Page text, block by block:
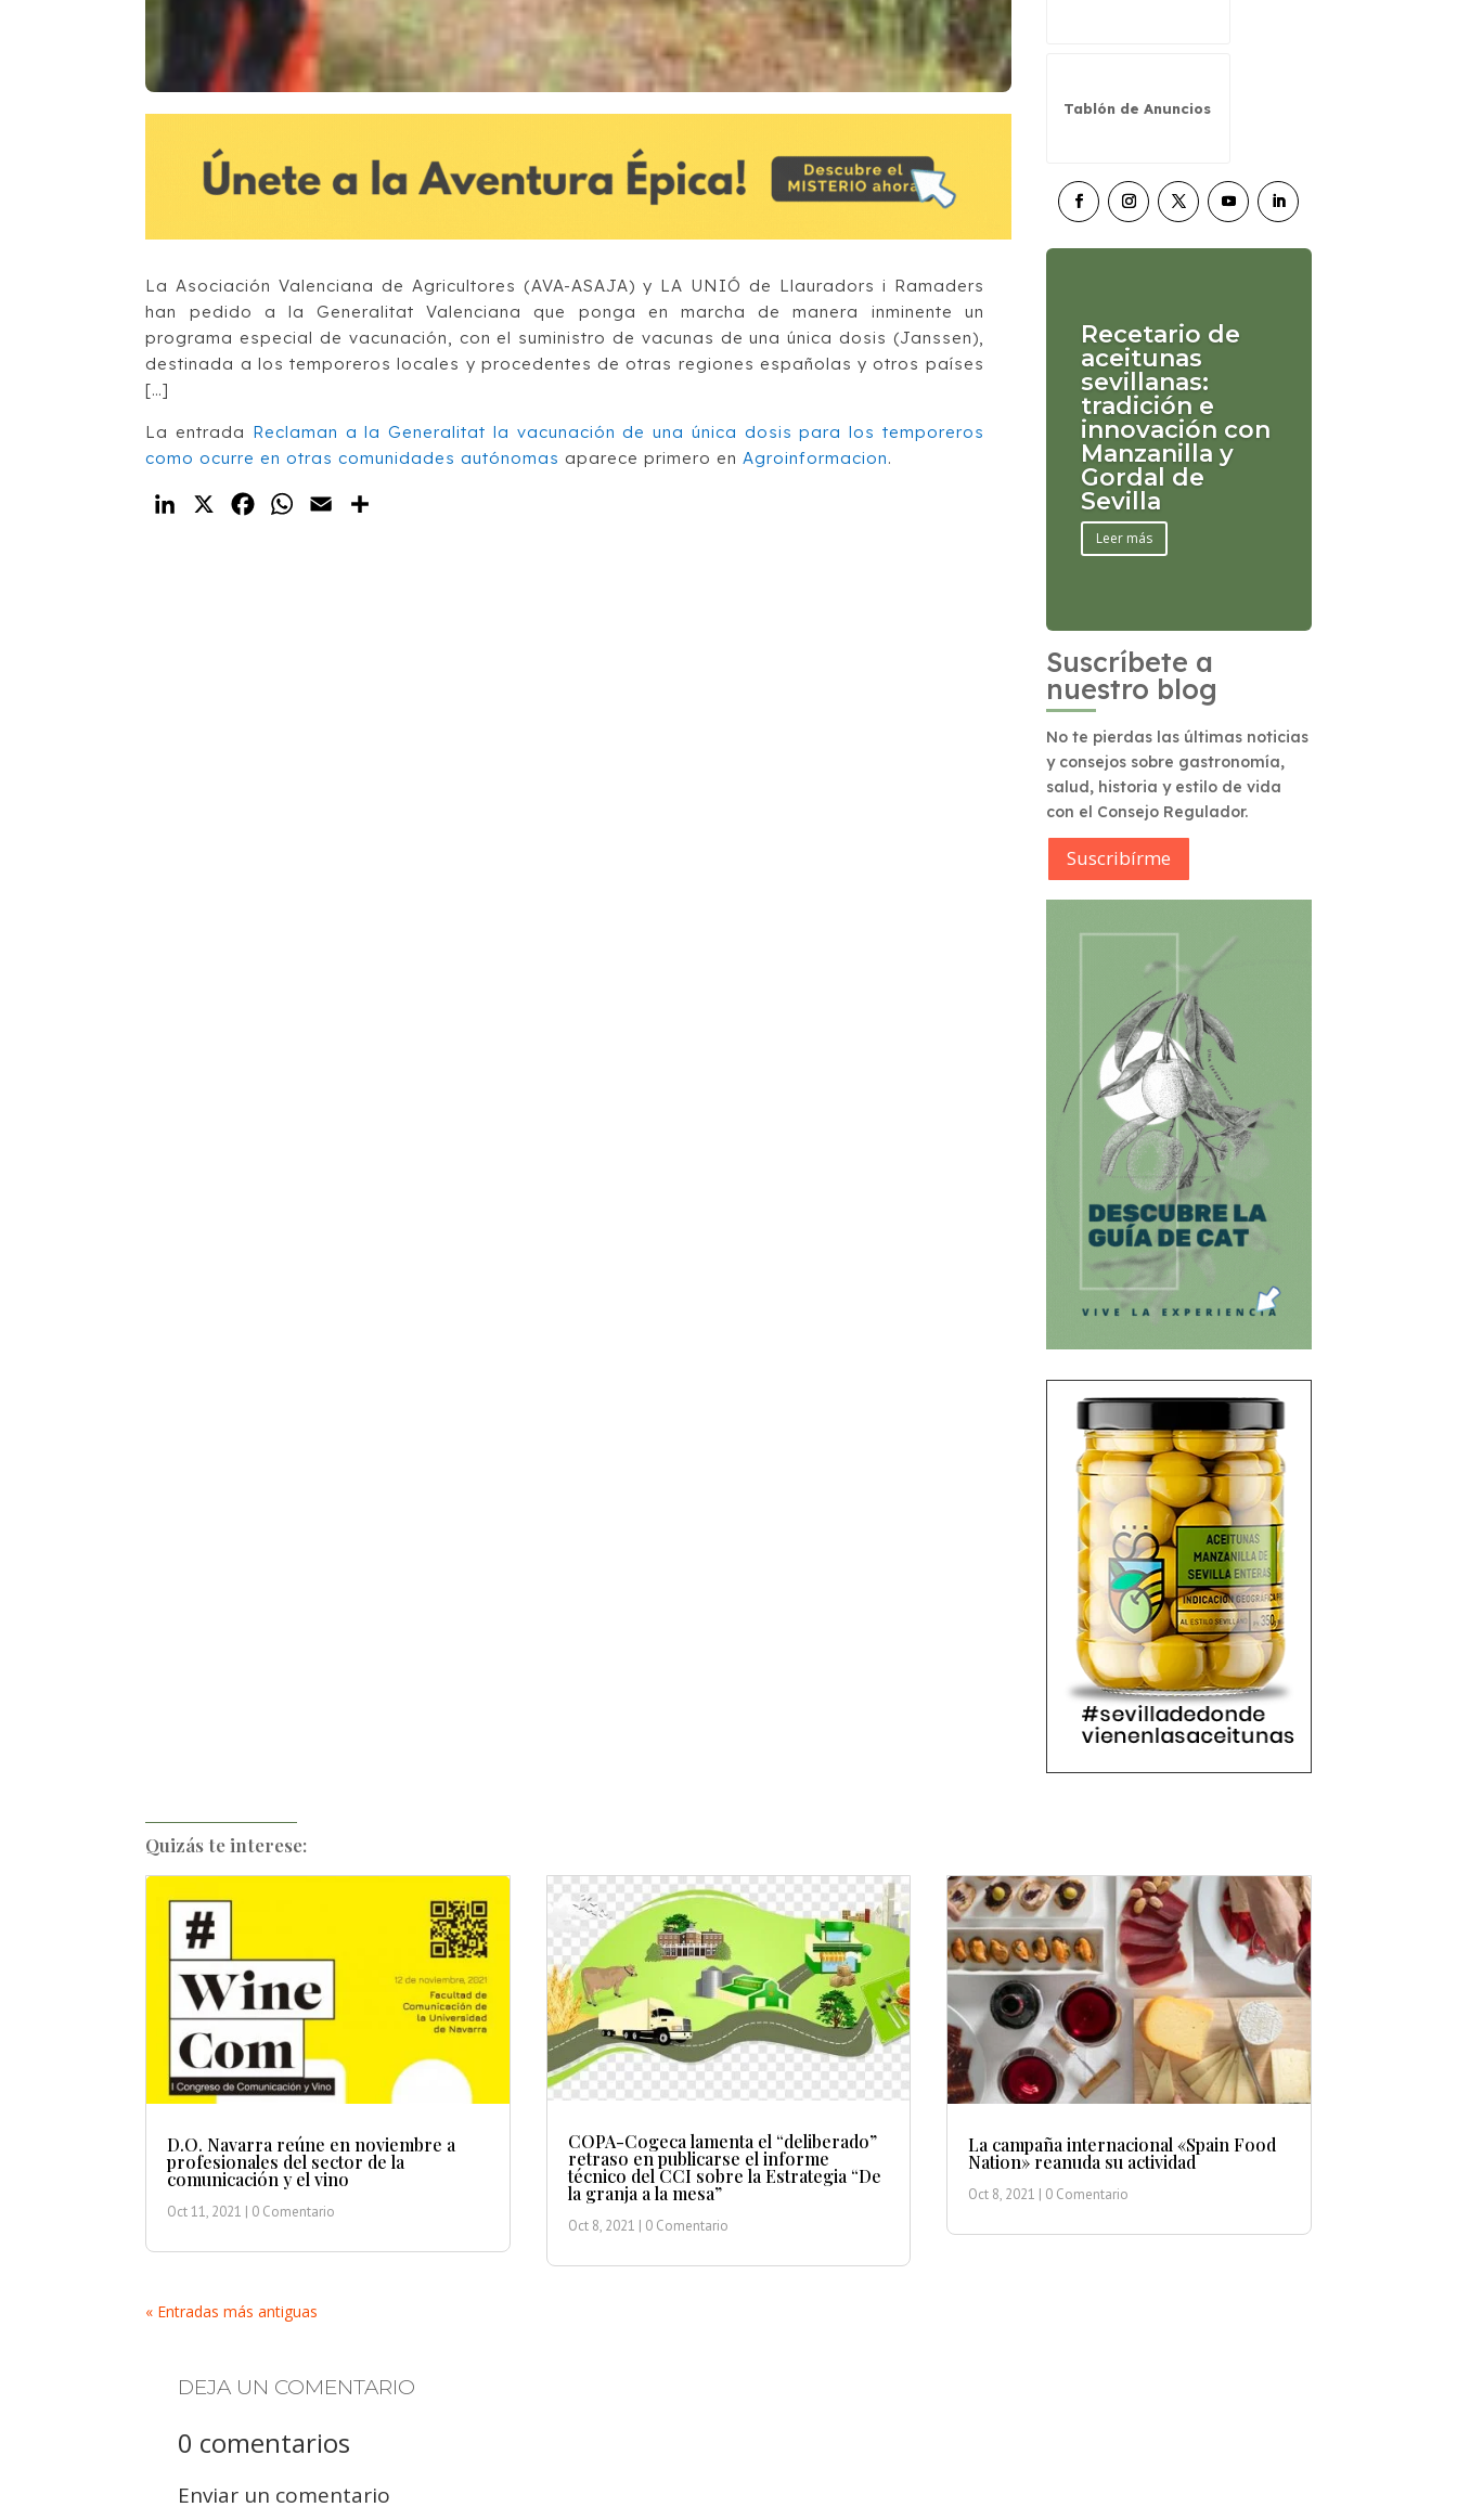
La Asociación Valenciana de Agricultores (AVA-ASAJA) y LA UNIÓ de Llauradors i Ramaders
han pedido a la Generalitat Valenciana que ponga en marcha de manera inminente un
programa especial de vacunación, con el suministro de vacunas de una única dosis (Janssen),
destinada a los temporeros locales y procedentes de otras regiones españolas y otros países
[…]
La entrada Reclaman a la Generalitat la vacunación de una única dosis para los temporeros
como ocurre en otras comunidades autónomas aparece primero en Agroinformacion.
LinkedIn
X FacebookWhatsApp
Email
Tablón de Anuncios
Recetario de
aceitunas
sevillanas:
tradición e
innovación con
Manzanilla y
Gordal de
Sevilla
Leer más
Suscríbete a
nuestro blog
No te pierdas las últimas noticias
y consejos sobre gastronomía,
salud, historia y estilo de vida
con el Consejo Regulador.
Suscribírme
Quizás te interese:
D.O. Navarra reúne en noviembre a
profesionales del sector de la
comunicación y el vino
Oct 11, 2021 | 0 Comentario
COPA-Cogeca lamenta el “deliberado”
retraso en publicarse el informe
técnico del CCI sobre la Estrategia “De
la granja a la mesa”
Oct 8, 2021 | 0 Comentario
La campaña internacional «Spain Food
Nation» reanuda su actividad
Oct 8, 2021 | 0 Comentario
« Entradas más antiguas
DEJA UN COMENTARIO
0 comentarios
Enviar un comentario